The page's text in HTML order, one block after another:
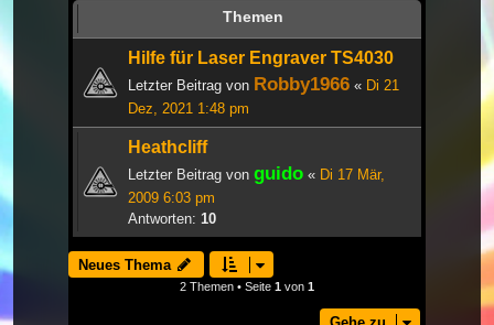
Themen
Hilfe für Laser Engraver TS4030
Letzter Beitrag von Robby1966 « Di 21
Dez, 2021 1:48 pm
Heathcliff
Letzter Beitrag von guido « Di 17 Mär,
2009 6:03 pm
Antworten: 10
Neues Thema
2 Themen • Seite 1 von 1